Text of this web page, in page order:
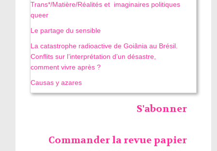
Trans*/Matière/Réalités et imaginaires politiques
queer
Le partage du sensible
La catastrophe radioactive de Goiânia au Brésil.
Conflits sur l’interprétation d’un désastre,
comment vivre après ?
Causas y azares
S'abonner
Commander la revue papier